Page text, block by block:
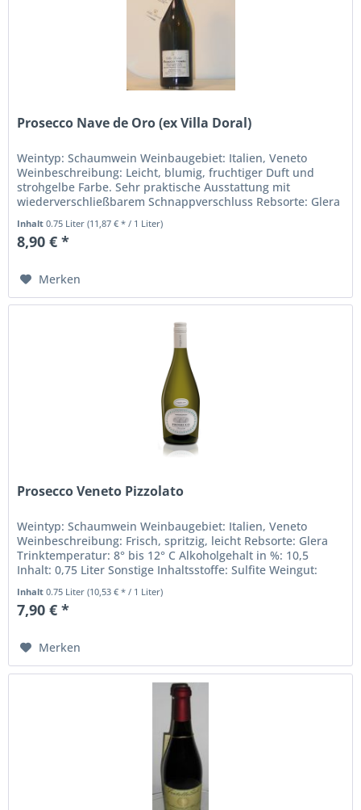
Prosecco Nave de Oro (ex Villa Doral)
Weintyp: Schaumwein Weinbaugebiet: Italien, Veneto
Weinbeschreibung: Leicht, blumig, fruchtiger Duft und
strohgelbe Farbe. Sehr praktische Ausstattung mit
wiederverschließbarem Schnappverschluss Rebsorte: Glera
Inhalt0.75 Liter(11,87 € * / 1 Liter)
8,90 € *
Merken
Prosecco Veneto Pizzolato
Weintyp: Schaumwein Weinbaugebiet: Italien, Veneto
Weinbeschreibung: Frisch, spritzig, leicht Rebsorte: Glera
Trinktemperatur: 8° bis 12° C Alkoholgehalt in %: 10,5
Inhalt: 0,75 Liter Sonstige Inhaltsstoffe: Sulfite Weingut:
Inhalt0.75 Liter(10,53 € * / 1 Liter)
7,90 € *
Merken